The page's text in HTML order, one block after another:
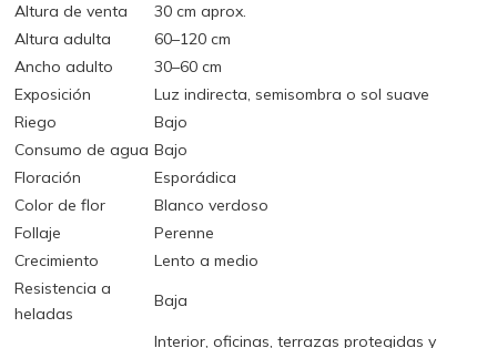
Altura de venta
30 cm aprox.
Altura adulta
60–120 cm
Ancho adulto
30–60 cm
Exposición
Luz indirecta, semisombra o sol suave
Riego
Bajo
Consumo de agua Bajo
Floración
Esporádica
Color de flor
Blanco verdoso
Follaje
Perenne
Crecimiento
Lento a medio
Resistencia a
heladas
Baja
Interior, oficinas, terrazas protegidas y